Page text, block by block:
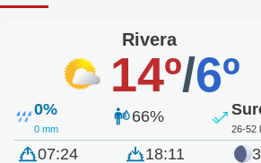
Rivera
14º/6º
0%
0 mm
66%
26-52
07:24 18:11